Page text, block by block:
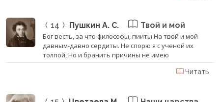
14 Пушкин А. С. Твой и мой
Бог весть, за что философы, пииты На твой и мой
давным-давно сердиты. Не спорю я с ученой их
толпой, Но и бранить причины не имею
Читать